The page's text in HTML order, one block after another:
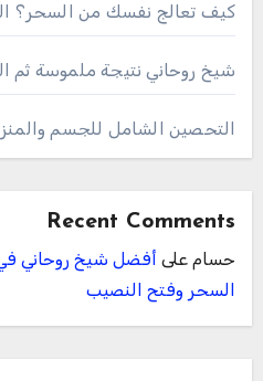
كيف تعالج نفسك من السحر؟
شيخ روحاني نتيجة ملموسة ثم
التحصين الشامل للجسم
Recent Comments
حسامعلى أفضل شيخ روحاني
السحر وفتح النصيب